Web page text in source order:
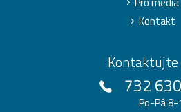
Kontakt
Kontaktujte
732
Po-Pá 8-